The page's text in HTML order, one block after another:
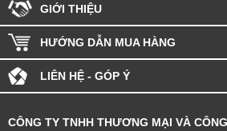
GIỚI THIỆU
HƯỚNG DẪN MUA HÀNG
LIÊN HỆ - GÓP Ý
CÔNG TY TNHH THƯƠNG MẠI VÀ